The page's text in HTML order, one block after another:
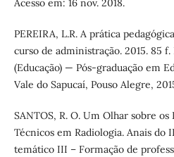
Acesso em: 16 nov. 2018.
PEREIRA, L.R. A prática
curso de administração. 2015. 85
(Educação) — Pós-graduação em
Vale do Sapucaí, Pouso Alegre,
SANTOS, R. O. Um Olhar sobre os
Técnicos em Radiologia. Anais
temático III – Formação de